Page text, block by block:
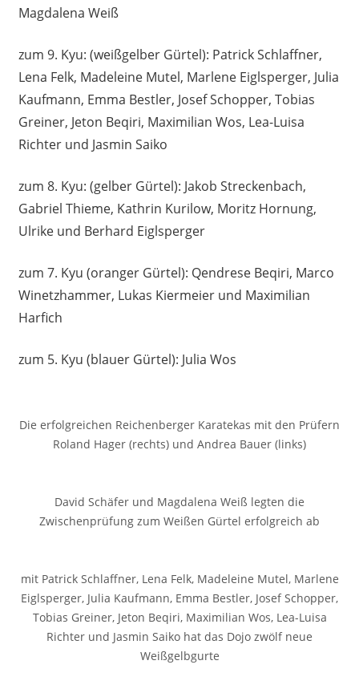
Magdalena Weiß
zum 9. Kyu: (weißgelber Gürtel): Patrick Schlaffner,
Lena Felk, Madeleine Mutel, Marlene Eiglsperger, Julia
Kaufmann, Emma Bestler, Josef Schopper, Tobias
Greiner, Jeton Beqiri, Maximilian Wos, Lea-Luisa
Richter und Jasmin Saiko
zum 8. Kyu: (gelber Gürtel): Jakob Streckenbach,
Gabriel Thieme, Kathrin Kurilow, Moritz Hornung,
Ulrike und Berhard Eiglsperger
zum 7. Kyu (oranger Gürtel): Qendrese Beqiri, Marco
Winetzhammer, Lukas Kiermeier und Maximilian
Harfich
zum 5. Kyu (blauer Gürtel): Julia Wos
Die erfolgreichen Reichenberger Karatekas mit den Prüfern
Roland Hager (rechts) und Andrea Bauer (links)
David Schäfer und Magdalena Weiß legten die
Zwischenprüfung zum Weißen Gürtel erfolgreich ab
mit Patrick Schlaffner, Lena Felk, Madeleine Mutel, Marlene
Eiglsperger, Julia Kaufmann, Emma Bestler, Josef Schopper,
Tobias Greiner, Jeton Beqiri, Maximilian Wos, Lea-Luisa
Richter und Jasmin Saiko hat das Dojo zwölf neue
Weißgelbgurte